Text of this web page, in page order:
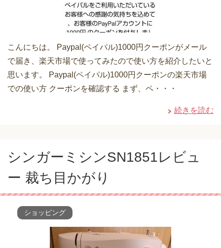
こんにちは。 Paypal(ペイパル)1000円クーポンがメール
で届き、楽天市場で使ってみたので使い方を紹介したいと
思います。 Paypal(ペイパル)1000円クーポンの楽天市場
での使い方 クーポンを確認する まず、ペ・・・
続きを読む
シンガーミシンSN1851レビュ
ー 裁ち目かがり
ショッピング